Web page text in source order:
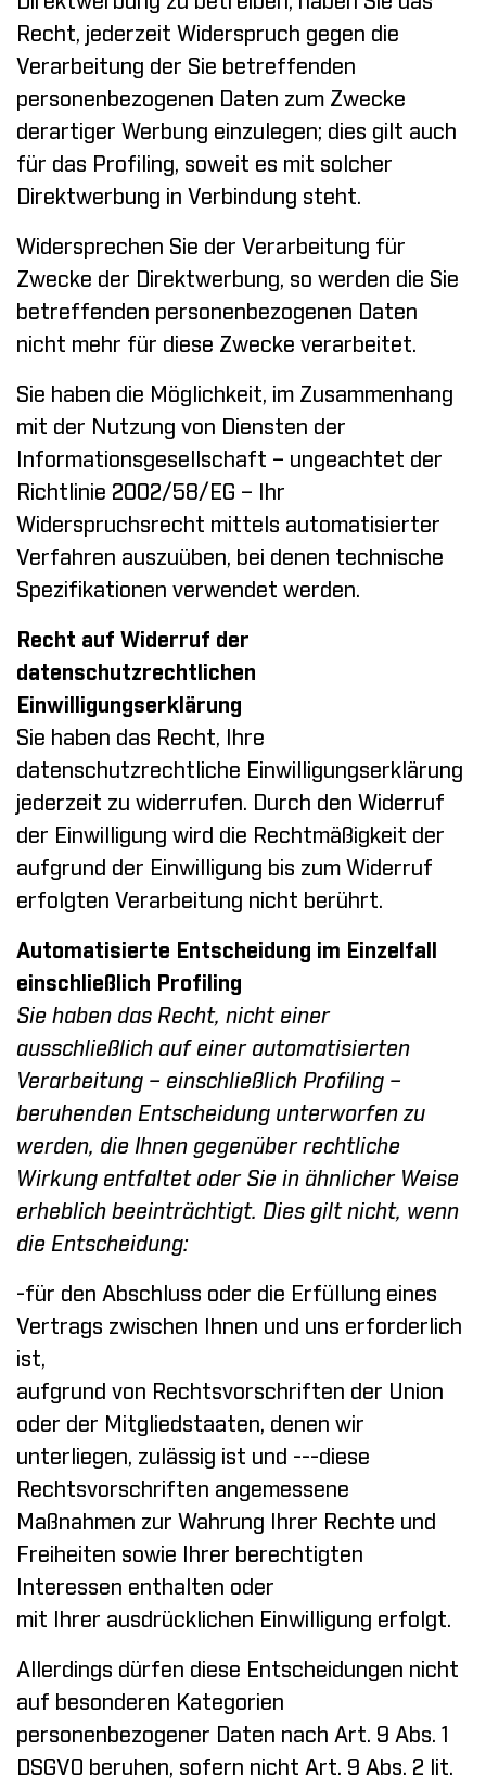
Recht, jederzeit Widerspruch gegen die
Verarbeitung der Sie betreffenden
personenbezogenen Daten zum Zwecke
derartiger Werbung einzulegen; dies gilt auch
für das Profiling, soweit es mit solcher
Direktwerbung in Verbindung steht.
Widersprechen Sie der Verarbeitung für
Zwecke der Direktwerbung, so werden die Sie
betreffenden personenbezogenen Daten
nicht mehr für diese Zwecke verarbeitet.
Sie haben die Möglichkeit, im Zusammenhang
mit der Nutzung von Diensten der
Informationsgesellschaft – ungeachtet der
Richtlinie 2002/58/EG – Ihr
Widerspruchsrecht mittels automatisierter
Verfahren auszuüben, bei denen technische
Spezifikationen verwendet werden.
Recht auf Widerruf der
datenschutzrechtlichen
Einwilligungserklärung
Sie haben das Recht, Ihre
datenschutzrechtliche Einwilligungserklärung
jederzeit zu widerrufen. Durch den Widerruf
der Einwilligung wird die Rechtmäßigkeit der
aufgrund der Einwilligung bis zum Widerruf
erfolgten Verarbeitung nicht berührt.
Automatisierte Entscheidung im Einzelfall
einschließlich Profiling
Sie haben das Recht, nicht einer
ausschließlich auf einer automatisierten
Verarbeitung – einschließlich Profiling –
beruhenden Entscheidung unterworfen zu
werden, die Ihnen gegenüber rechtliche
Wirkung entfaltet oder Sie in ähnlicher Weise
erheblich beeinträchtigt. Dies gilt nicht, wenn
die Entscheidung:
-für den Abschluss oder die Erfüllung eines
Vertrags zwischen Ihnen und uns erforderlich
ist,
aufgrund von Rechtsvorschriften der Union
oder der Mitgliedstaaten, denen wir
unterliegen, zulässig ist und ---diese
Rechtsvorschriften angemessene
Maßnahmen zur Wahrung Ihrer Rechte und
Freiheiten sowie Ihrer berechtigten
Interessen enthalten oder
mit Ihrer ausdrücklichen Einwilligung erfolgt.
Allerdings dürfen diese Entscheidungen nicht
auf besonderen Kategorien
personenbezogener Daten nach Art. 9 Abs. 1
DSGVO beruhen, sofern nicht Art. 9 Abs. 2 lit.